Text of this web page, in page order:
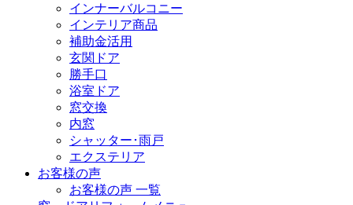
インナーバルコニー
インテリア商品
補助金活用
玄関ドア
勝手口
浴室ドア
窓交換
内窓
シャッター･雨戸
エクステリア
お客様の声
お客様の声 一覧